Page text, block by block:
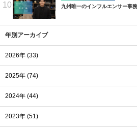
10 九州唯一のインフルエンサー事
年別アーカイブ
2026年 (33)
2025年 (74)
2024年 (44)
2023年 (51)